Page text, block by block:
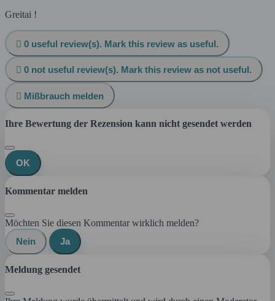
Greitai !
 0 useful review(s). Mark this review as useful.
 0 not useful review(s). Mark this review as not useful.
 Mißbrauch melden
Ihre Bewertung der Rezension kann nicht gesendet werden
OK
Kommentar melden
Möchten Sie diesen Kommentar wirklich melden?
Nein
Ja
Meldung gesendet